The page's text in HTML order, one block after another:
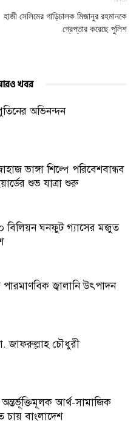
হাজী সেলিমের গাড়িচালক মিজানুর রহমানকে
গ্রেপ্তার করেছে পুলিশ
খবর
পুতিনের অভিনন্দন
ভাঙ্গা শিল্পে পরিবেশবান্ধব
শুভ যাত্রা শুরু
বিলিয়ন ঘনফুট গ্যাসের মজুত
জ্বালানি উৎপাদন
জাফরুল্লাহ চৌধুরী
আর্থ-সামাজিক
চায় বাংলাদেশ